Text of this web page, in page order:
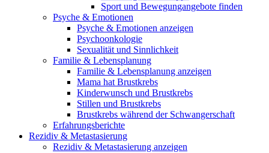
Sport und Bewegungangebote finden
Psyche & Emotionen
Psyche & Emotionen anzeigen
Psychoonkologie
Sexualität und Sinnlichkeit
Familie & Lebensplanung
Familie & Lebensplanung anzeigen
Mama hat Brustkrebs
Kinderwunsch und Brustkrebs
Stillen und Brustkrebs
Brustkrebs während der Schwangerschaft
Erfahrungsberichte
Rezidiv & Metastasierung
Rezidiv & Metastasierung anzeigen